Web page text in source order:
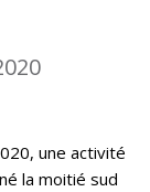
une activité
la moitié sud